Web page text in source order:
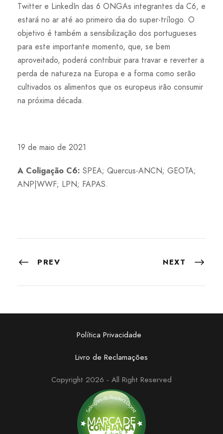
Twitter e LinkedIn das 6 ONGAs integrantes da C6, e
estará no ar até ao primeiro dia do super-trílogo. O
objetivo é também a sensibilização dos portugueses
para este importante momento, que, se bem
aproveitado, poderá contribuir para travar e reverter a
perda de natureza na Europa e a forma como serão
cultivados os alimentos que os europeus irão consumir
na próxima década.
19 de maio de 2021
A Coligação C6: SPEA; Quercus-ANCN; GEOTA;
ANP|WWF; LPN; FAPAS.
PREV NEXT
Política Privacidade
Livro de Reclamações
Copyright 2026 - All Right Reserved